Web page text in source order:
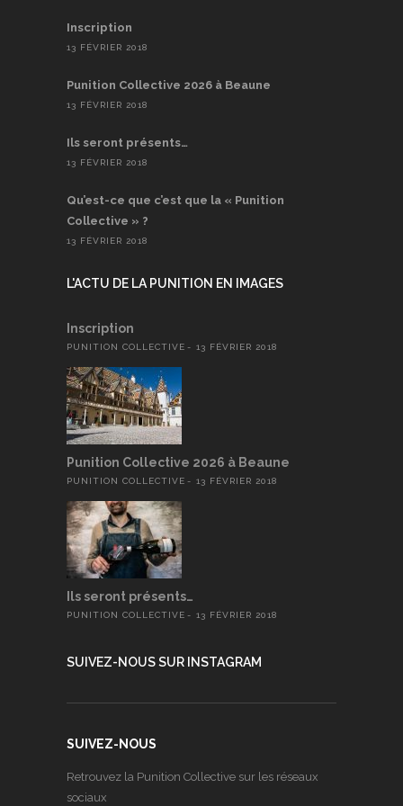
Inscription
13 FÉVRIER 2018
Punition Collective 2026 à Beaune
13 FÉVRIER 2018
Ils seront présents…
13 FÉVRIER 2018
Qu’est-ce que c’est que la « Punition
Collective » ?
13 FÉVRIER 2018
L'ACTU DE LA PUNITION EN IMAGES
Inscription
PUNITION COLLECTIVE 13 FÉVRIER 2018
Punition Collective 2026 à Beaune
PUNITION COLLECTIVE 13 FÉVRIER 2018
Ils seront présents…
PUNITION COLLECTIVE 13 FÉVRIER 2018
SUIVEZ-NOUS SUR INSTAGRAM
SUIVEZ-NOUS
Retrouvez la Punition Collective sur les réseaux
sociaux